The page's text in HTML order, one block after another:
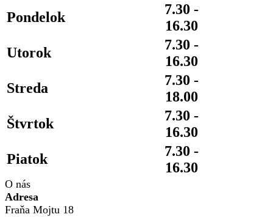
Pondelok
7.30 -
16.30
Utorok
7.30 -
16.30
Streda
7.30 -
18.00
Štvrtok
7.30 -
16.30
Piatok
7.30 -
16.30
O nás
Adresa
Fraňa Mojtu 18